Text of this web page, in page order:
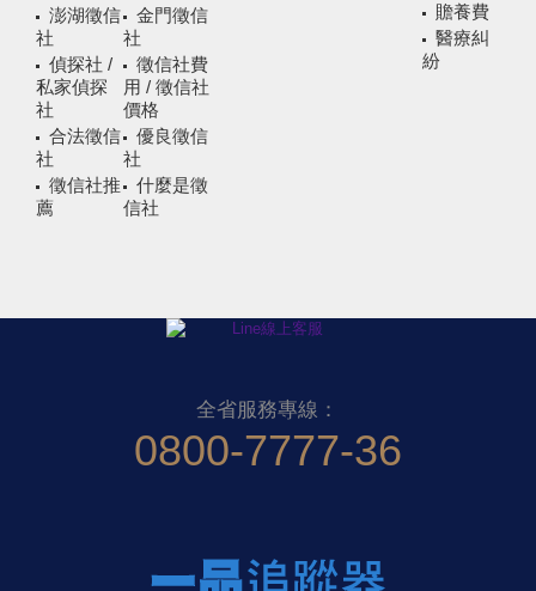
澎湖徵信
社
金門徵信
社
偵探社 /
私家偵探
社
徵信社費
用 / 徵信社
價格
合法徵信
社
優良徵信
社
徵信社推
薦
什麼是徵
信社
贍養費
醫療糾
紛
全省服務專線：
0800-7777-36